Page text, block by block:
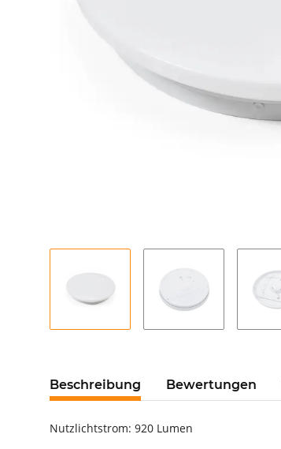
Beschreibung Bewertungen
Nutzlichtstrom: 920 Lumen